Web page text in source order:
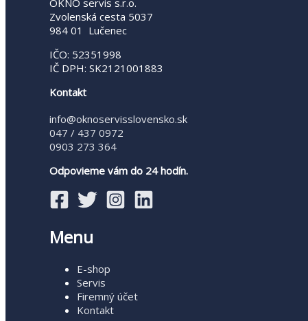
Zvolenská cesta 5037
984 01 Lučenec
IČO: 52351998
IČ DPH: SK2121001883
Kontakt
info@oknoservisslovensko.sk
047 / 437 0972
0903 273 364
Odpovieme vám do 24 hodín.
Menu
E-shop
Servis
Firemný účet
Kontakt